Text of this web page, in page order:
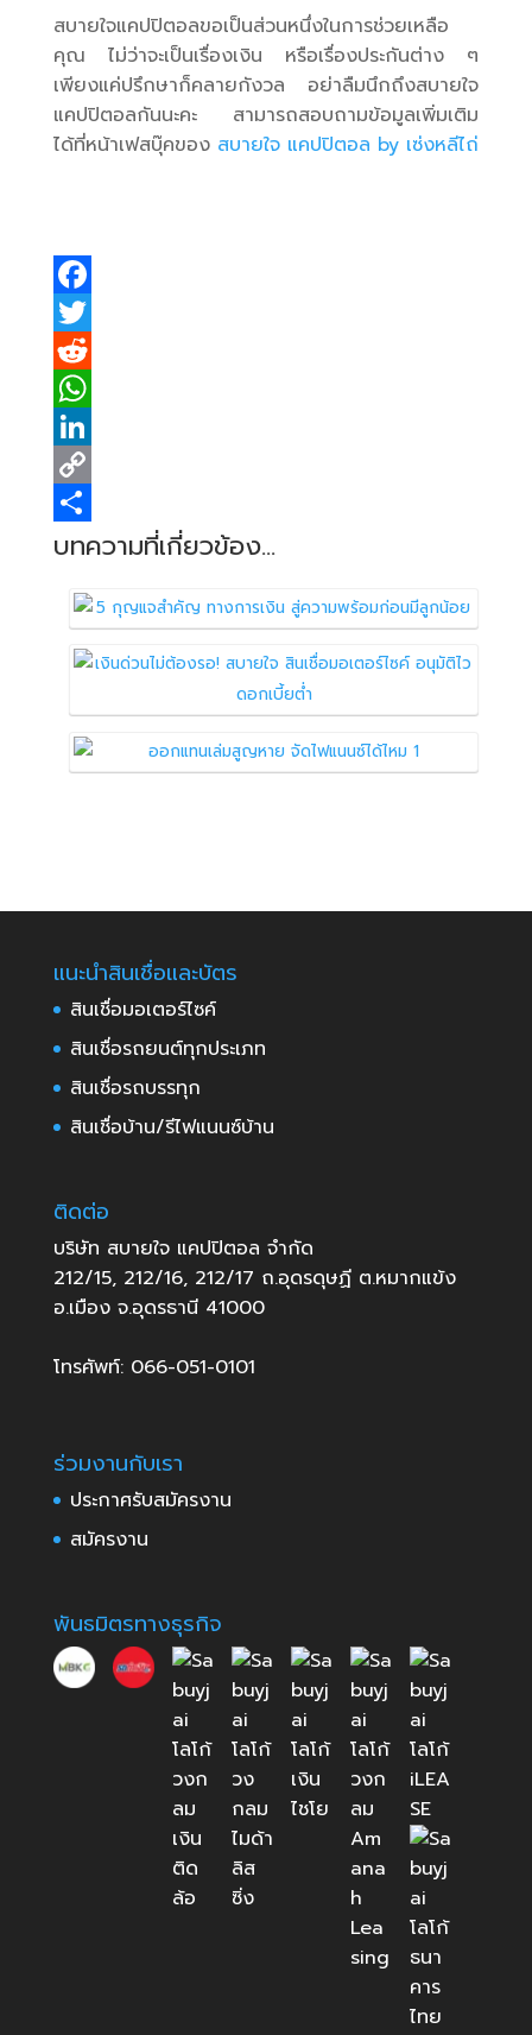
สบายใจแคปปิตอลขอเป็นส่วนหนึ่งในการช่วยเหลือ
คุณ ไม่ว่าจะเป็นเรื่องเงิน หรือเรื่องประกันต่าง ๆ
เพียงแค่ปรึกษาก็คลายกังวล อย่าลืมนึกถึงสบายใจ
แคปปิตอลกันนะคะ สามารถสอบถามข้อมูลเพิ่มเติม
ได้ที่หน้าเฟสบุ๊คของ สบายใจ แคปปิตอล by เซ่งหลีไถ่
F
a
c
e
b
o
o
T
w
t
t
e
R
e
d
d
i
W
h
a
t
L
n
C
oSบทความที่เกี่ยวข้อง...
แนะนำสินเชื่อและบัตร
สินเชื่อมอเตอร์ไซค์
สินเชื่อรถยนต์ทุกประเภท
สินเชื่อรถบรรทุก
สินเชื่อบ้าน/รีไฟแนนซ์บ้าน
ติดต่อ
บริษัท สบายใจ แคปปิตอล จำกัด
212/15, 212/16, 212/17 ถ.อุดรดุษฏี ต.หมากแข้ง
อ.เมือง จ.อุดรธานี 41000
โทรศัพท์: 066-051-0101
ร่วมงานกับเรา
ประกาศรับสมัครงาน
สมัครงาน
พันธมิตรทางธุรกิจ